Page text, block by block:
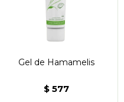
Gel de Hamamelis
$ 577